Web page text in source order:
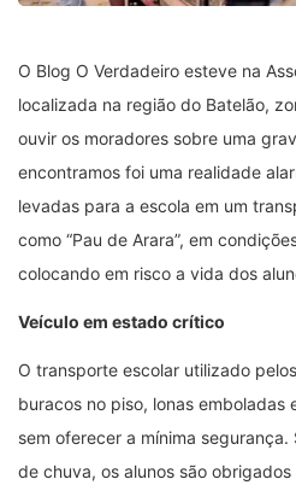
O Blog O Verdadeiro esteve na
localizada na região do Batelão,
ouvir os moradores sobre uma
encontramos foi uma realidade
levadas para a escola em um
como “Pau de Arara”, em
colocando em risco a vida dos
Veículo em estado crítico
O transporte escolar utilizado
buracos no piso, lonas emboladas
sem oferecer a mínima
de chuva, os alunos são